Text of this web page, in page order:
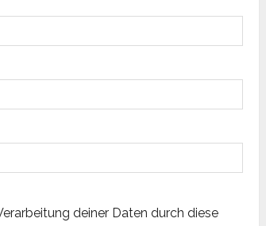
deiner Daten durch diese